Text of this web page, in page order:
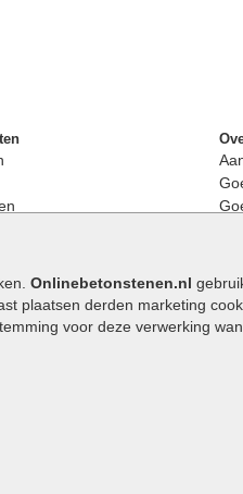
Onlinebetonstenen.nl
plaatsen derden marketing
voor deze verwerking